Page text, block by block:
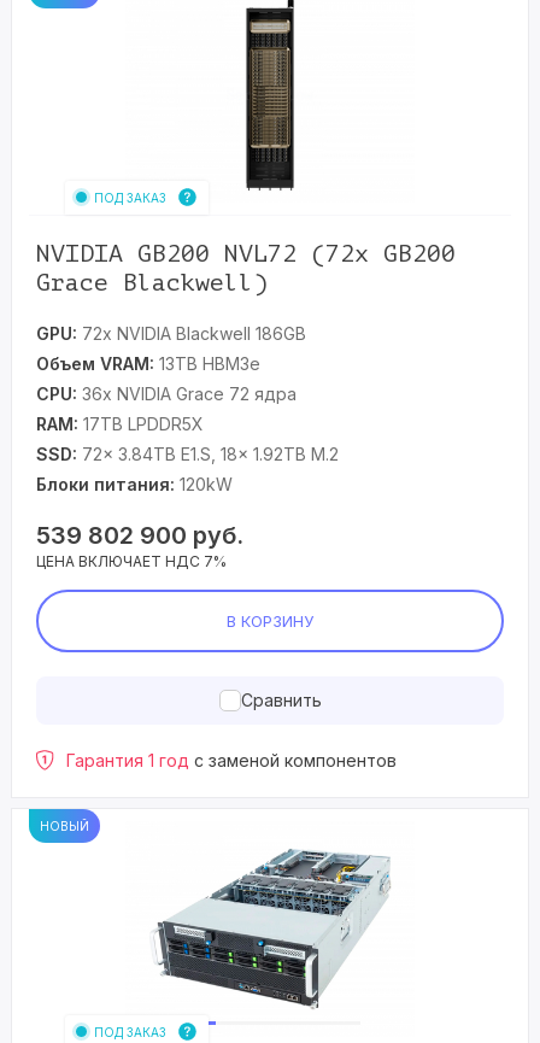
ПОД ЗАКАЗ
NVIDIA GB200 NVL72 (72x GB200
Grace Blackwell)
GPU: 72x NVIDIA Blackwell 186GB
Объем VRAM: 13TB HBM3e
CPU: 36x NVIDIA Grace 72 ядра
RAM: 17TB LPDDR5X
SSD: 72x 3.84TB E1.S, 18x 1.92TB M.2
Блоки питания: 120kW
539 802 900 руб.
ЦЕНА ВКЛЮЧАЕТ НДС 7%
В КОРЗИНУ
Сравнить
Гарантия 1 год с заменой компонентов
НОВЫЙ
ПОД ЗАКАЗ